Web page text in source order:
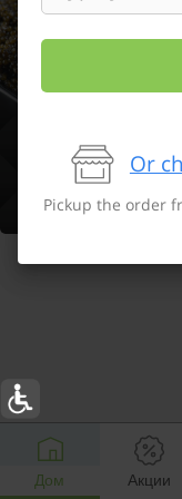
Дом Акции
Or
Pickup the order